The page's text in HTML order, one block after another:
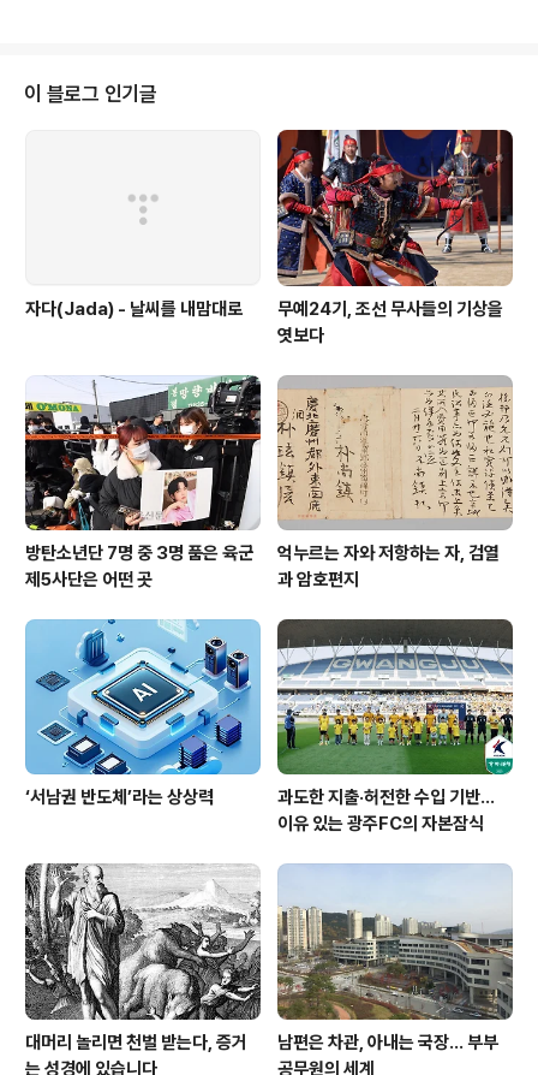
아니라 국익을 수호하는 첨병이 되어야 한다는 선언이었
다. 곧바로 대대적인 구조조정에 들어갔다. 과장급 이상 간
부 대다수는 사표를 쓰게 하고, 국내정보인원을 대폭 줄이
도록 했다. 그리하여 중앙정보부는 모사드 같은 조직이 되
었을까. 이종찬 등이 주도했던 구조조정 작업은 5월 중순
전두환 지시로 중단됐다고 한다..
이 블로그 인기글
자다(Jada) - 날씨를 내맘대로
무예24기, 조선 무사들의 기상을
엿보다
방탄소년단 7명 중 3명 품은 육군
제5사단은 어떤 곳
억누르는 자와 저항하는 자, 검열
과 암호편지
‘서남권 반도체’라는 상상력
과도한 지출·허전한 수입 기반…
이유 있는 광주FC의 자본잠식
대머리 놀리면 천벌 받는다, 증거
는 성경에 있습니다
남편은 차관, 아내는 국장... 부부
공무원의 세계